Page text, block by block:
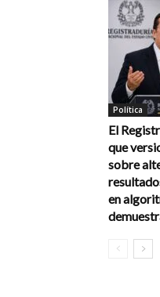
Política
El
que
sobre
en